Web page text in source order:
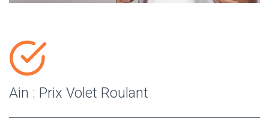
Ain : Prix Volet Roulant